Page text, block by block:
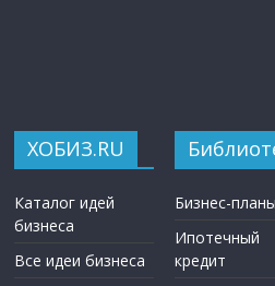
ХОБИЗ.RU
Каталог идей
бизнеса
Все идеи бизнеса
Бизнес-планы
Ипотечный
кредит